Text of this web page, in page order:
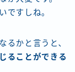
ですしね。
るかと言うと、
ることができる